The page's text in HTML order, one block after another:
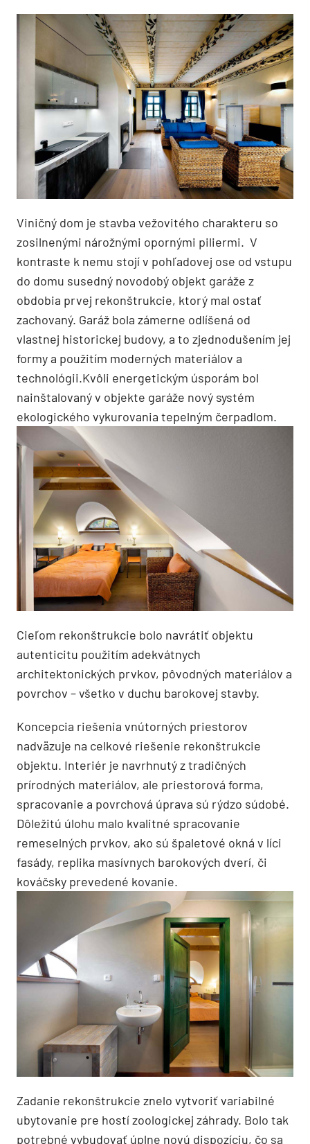
Viničný dom je stavba vežovitého charakteru so
zosilnenými nárožnými opornými piliermi. V
kontraste k nemu stojí v pohľadovej ose od vstupu
do domu susedný novodobý objekt garáže z
obdobia prvej rekonštrukcie, ktorý mal ostať
zachovaný. Garáž bola zámerne odlíšená od
vlastnej historickej budovy, a to zjednodušením jej
formy a použitím moderných materiálov a
technológii.Kvôli energetickým úsporám bol
nainštalovaný v objekte garáže nový systém
ekologického vykurovania tepelným čerpadlom.
Cieľom rekonštrukcie bolo navrátiť objektu
autenticitu použitím adekvátnych
architektonických prvkov, pôvodných materiálov a
povrchov – všetko v duchu barokovej stavby.
Koncepcia riešenia vnútorných priestorov
nadväzuje na celkové riešenie rekonštrukcie
objektu. Interiér je navrhnutý z tradičných
prírodných materiálov, ale priestorová forma,
spracovanie a povrchová úprava sú rýdzo súdobé.
Dôležitú úlohu malo kvalitné spracovanie
remeselných prvkov, ako sú špaletové okná v líci
fasády, replika masívnych barokových dverí, či
kováčsky prevedené kovanie.
Zadanie rekonštrukcie znelo vytvoriť variabilné
ubytovanie pre hostí zoologickej záhrady. Bolo tak
potrebné vybudovať úplne novú dispozíciu, čo sa